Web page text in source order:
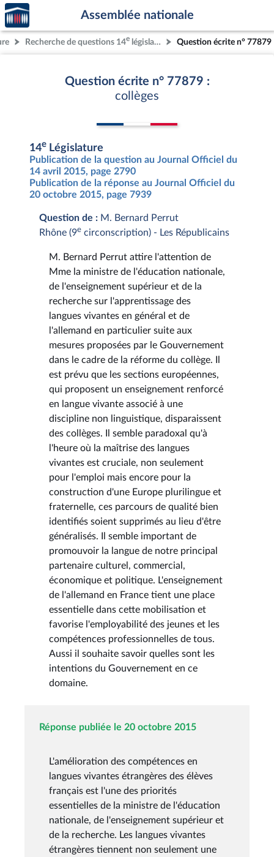
Aller au contenu
Aller en bas de la page
Accèder
à la
page
d'accueil
Assemblée nationale
Recherche de questions 14e législature Question écrite n° 77879
Question écrite n° 77879 :
collèges
14e Législature
Publication de la question au Journal Officiel du
14 avril 2015, page 2790
Publication de la réponse au Journal Officiel du
20 octobre 2015, page 7939
Question de : M. Bernard Perrut
Rhône (9e circonscription) - Les Républicains
M. Bernard Perrut attire l'attention de
Mme la ministre de l'éducation nationale,
de l'enseignement supérieur et de la
recherche sur l'apprentissage des
langues vivantes en général et de
l'allemand en particulier suite aux
mesures proposées par le Gouvernement
dans le cadre de la réforme du collège. Il
est prévu que les sections européennes,
qui proposent un enseignement renforcé
en langue vivante associé à une
discipline non linguistique, disparaissent
des collèges. Il semble paradoxal qu'à
l'heure où la maîtrise des langues
vivantes est cruciale, non seulement
pour l'emploi mais encore pour la
construction d'une Europe plurilingue et
fraternelle, ces parcours de qualité bien
identifiés soient supprimés au lieu d'être
généralisés. Il semble important de
promouvoir la langue de notre principal
partenaire culturel, commercial,
économique et politique. L'enseignement
de l'allemand en France tient une place
essentielle dans cette mobilisation et
favorise l'employabilité des jeunes et les
compétences professionnelles de tous.
Aussi il souhaite savoir quelles sont les
intentions du Gouvernement en ce
domaine.
Réponse publiée le 20 octobre 2015
L'amélioration des compétences en
langues vivantes étrangères des élèves
français est l'une des priorités
essentielles de la ministre de l'éducation
nationale, de l'enseignement supérieur et
de la recherche. Les langues vivantes
étrangères tiennent non seulement une